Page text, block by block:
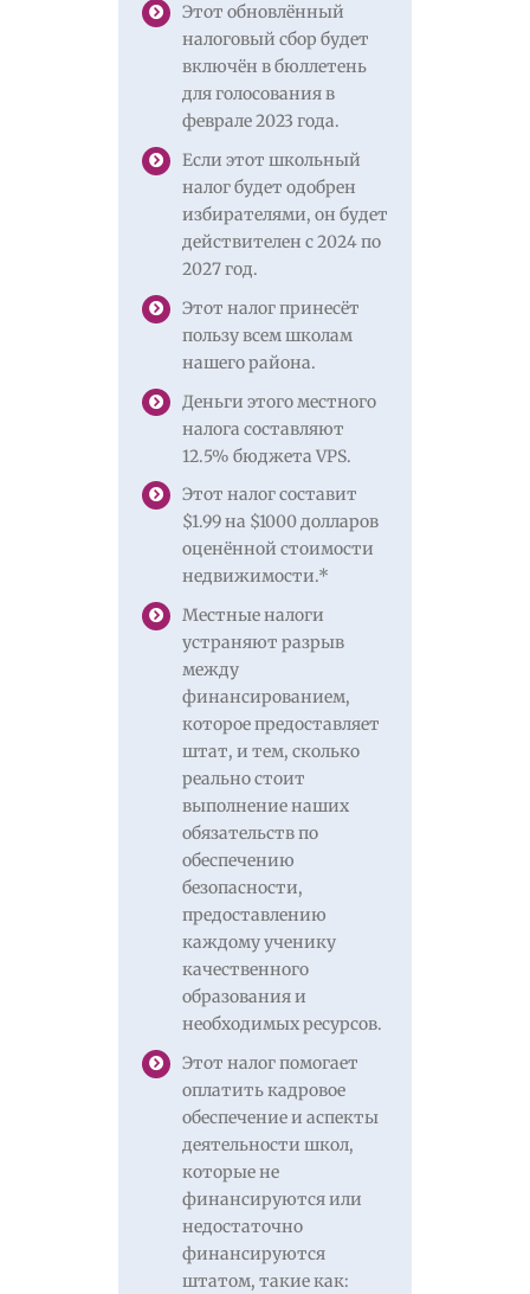
Этот обновлённый
налоговый сбор будет
включён в бюллетень
для голосования в
феврале 2023 года.
Если этот школьный
налог будет одобрен
избирателями, он будет
действителен с 2024 по
2027 год.
Этот налог принесёт
пользу всем школам
нашего района.
Деньги этого местного
налога составляют
12.5% бюджета VPS.
Этот налог составит
$1.99 на $1000 долларов
оценённой стоимости
недвижимости.*
Местные налоги
устраняют разрыв
между
финансированием,
которое предоставляет
штат, и тем, сколько
реально стоит
выполнение наших
обязательств по
обеспечению
безопасности,
предоставлению
каждому ученику
качественного
образования и
необходимых ресурсов.
Этот налог помогает
оплатить кадровое
обеспечение и аспекты
деятельности школ,
которые не
финансируются или
недостаточно
финансируются
штатом, такие как: